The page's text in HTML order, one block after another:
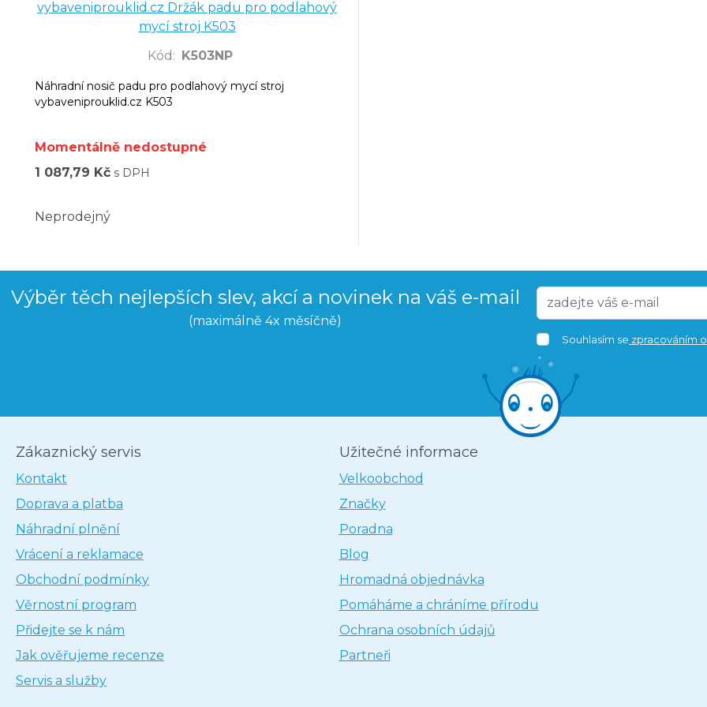
vybaveniprouklid.cz Držák padu pro podlahový
mycí stroj K503
Kód : K503NP
Náhradní nosič padu pro podlahový mycí stroj
vybaveniprouklid.cz K503
Momentálně nedostupné
1 087,79 Kč s DPH
Neprodejný
Výběr těch nejlepších slev, akcí a novinek na váš e-mail
(maximálně 4x měsíčně)
Souhlasím se zpracováním
Zákaznický servis
Kontakt
Doprava a platba
Náhradní plnění
Vrácení a reklamace
Obchodní podmínky
Věrnostní program
Přidejte se k nám
Jak ověřujeme recenze
Servis a služby
Užitečné informace
Velkoobchod
Značky
Poradna
Blog
Hromadná objednávka
Pomáháme a chráníme přírodu
Ochrana osobních údajů
Partneři